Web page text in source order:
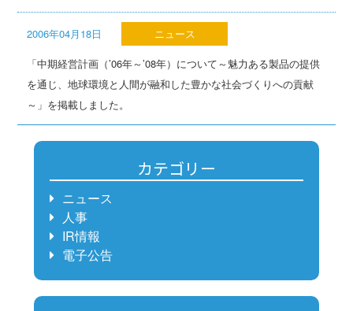
2006年04月18日
ニュース
「中期経営計画（’06年～’08年）について～魅力ある製品の提供
を通じ、地球環境と人間が融和した豊かな社会づくりへの貢献
～」を掲載しました。
カテゴリー
ニュース
人事
IR情報
電子公告